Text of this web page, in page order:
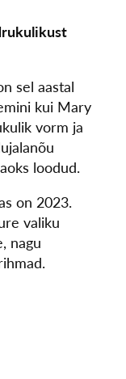
sel aastal
kui Mary
vorm ja
loodud.
on 2023.
valiku
nagu